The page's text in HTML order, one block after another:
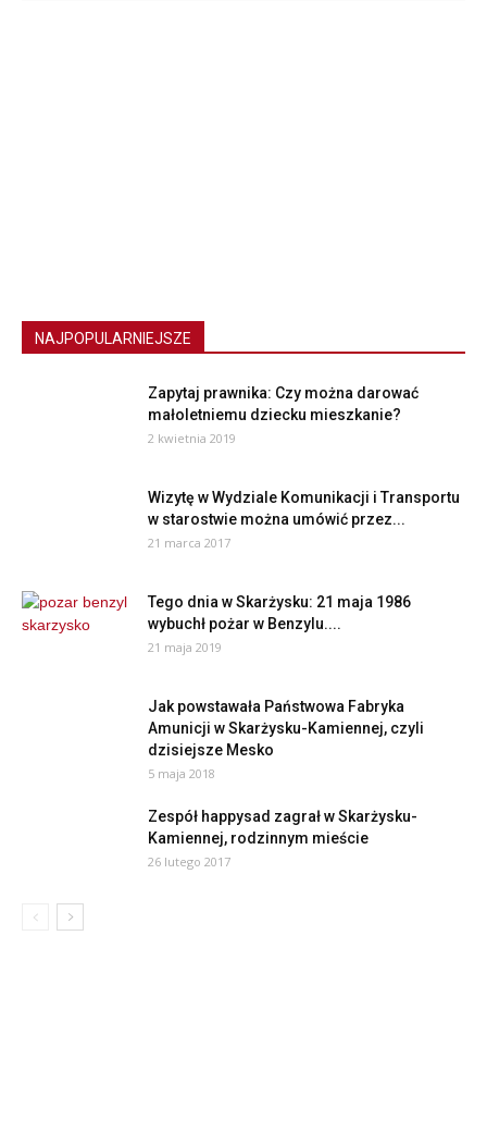
NAJPOPULARNIEJSZE
Zapytaj prawnika: Czy można darować
małoletniemu dziecku mieszkanie?
2 kwietnia 2019
Wizytę w Wydziale Komunikacji i Transportu
w starostwie można umówić przez...
21 marca 2017
Tego dnia w Skarżysku: 21 maja 1986
wybuchł pożar w Benzylu....
21 maja 2019
Jak powstawała Państwowa Fabryka
Amunicji w Skarżysku-Kamiennej, czyli
dzisiejsze Mesko
5 maja 2018
Zespół happysad zagrał w Skarżysku-
Kamiennej, rodzinnym mieście
26 lutego 2017